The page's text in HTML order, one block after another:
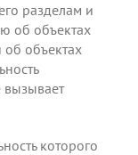
разделам и
об объектах
объектах
которого